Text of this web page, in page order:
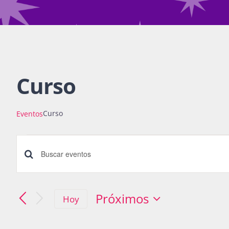
Curso
EventosCurso
Eventos
Búsqueda
y
Introduce
palabra
Hoy
Próximos